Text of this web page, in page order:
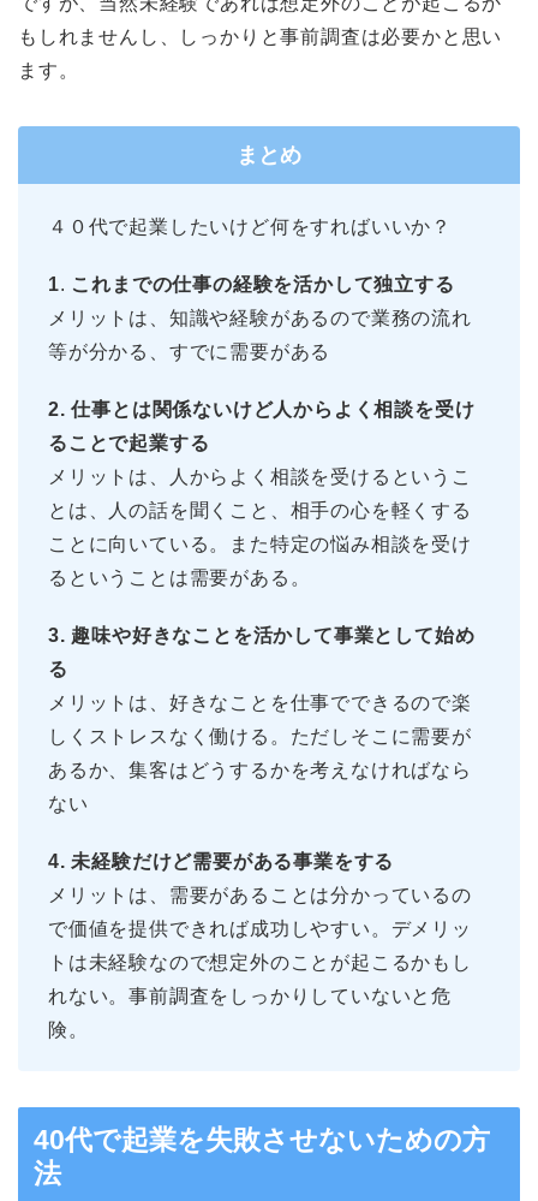
もしれませんし、しっかりと事前調査は必要かと思い
ます。
まとめ
４０代で起業したいけど何をすればいいか？
1. これまでの仕事の経験を活かして独立する
メリットは、知識や経験があるので業務の流れ
等が分かる、すでに需要がある
2. 仕事とは関係ないけど人からよく相談を受け
ることで起業する
メリットは、人からよく相談を受けるというこ
とは、人の話を聞くこと、相手の心を軽くする
ことに向いている。また特定の悩み相談を受け
るということは需要がある。
3. 趣味や好きなことを活かして事業として始め
る
メリットは、好きなことを仕事でできるので楽
しくストレスなく働ける。ただしそこに需要が
あるか、集客はどうするかを考えなければなら
ない
4. 未経験だけど需要がある事業をする
メリットは、需要があることは分かっているの
で価値を提供できれば成功しやすい。デメリッ
トは未経験なので想定外のことが起こるかもし
れない。事前調査をしっかりしていないと危
険。
40代で起業を失敗させないための方
法